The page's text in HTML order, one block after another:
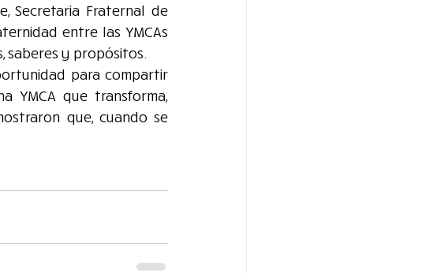
Secretaria Fraternal de
entre las YMCAs
saberes y propósitos.
para compartir
YMCA que transforma,
que, cuando se